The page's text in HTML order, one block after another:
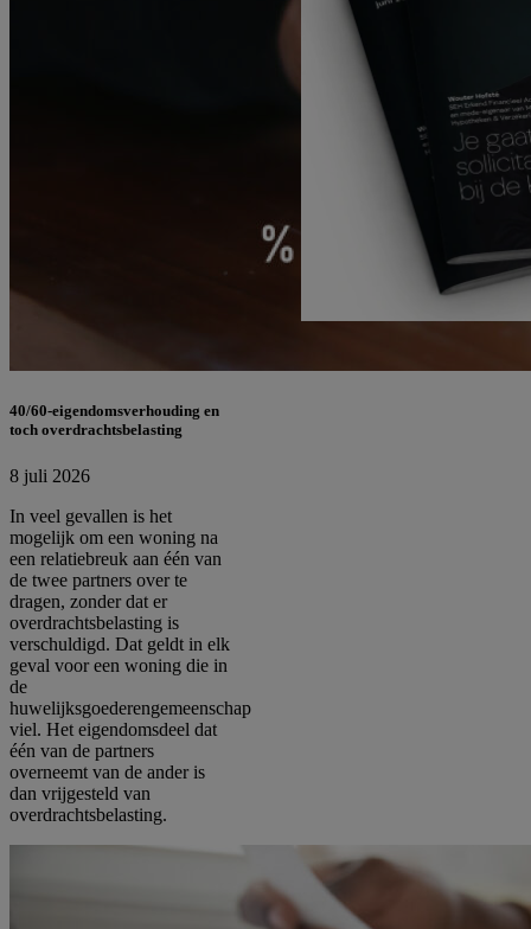
40/60-eigendomsverhouding en
toch overdrachtsbelasting
8 juli 2026
In veel gevallen is het
mogelijk om een woning na
een relatiebreuk aan één van
de twee partners over te
dragen, zonder dat er
overdrachtsbelasting is
verschuldigd. Dat geldt in elk
geval voor een woning die in
de
huwelijksgoederengemeenschap
viel. Het eigendomsdeel dat
één van de partners
overneemt van de ander is
dan vrijgesteld van
overdrachtsbelasting.